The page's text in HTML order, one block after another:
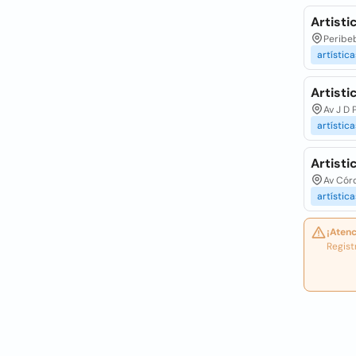
Av J D
Av